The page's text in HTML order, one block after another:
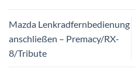
Mazda Lenkradfernbedienung
anschließen – Premacy/RX-
8/Tribute